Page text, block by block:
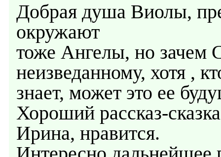
Добрая душа Виолы,
окружают
тоже Ангелы, но зачем
неизведанному, хотя ,
знает, может это ее
Хороший рассказ-
Ирина, нравится.